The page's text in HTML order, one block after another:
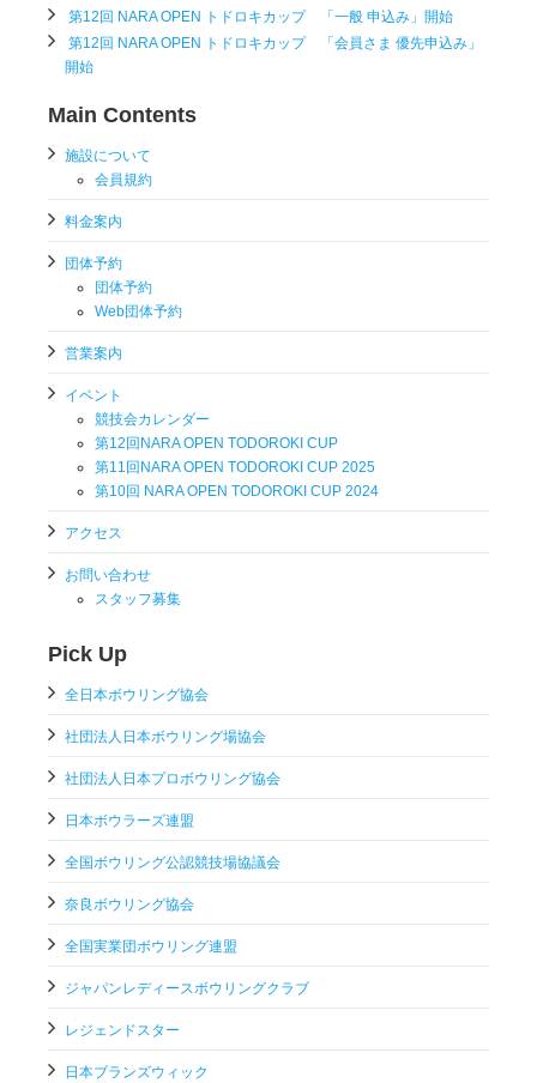
第12回 NARA OPEN トドロキカップ 「一般 申込み」開始
第12回 NARA OPEN トドロキカップ 「会員さま 優先申込み」
開始
Main Contents
施設について
会員規約
料金案内
団体予約
団体予約
Web団体予約
営業案内
イベント
競技会カレンダー
第12回NARA OPEN TODOROKI CUP
第11回NARA OPEN TODOROKI CUP 2025
第10回 NARA OPEN TODOROKI CUP 2024
アクセス
お問い合わせ
スタッフ募集
Pick Up
全日本ボウリング協会
社団法人日本ボウリング場協会
社団法人日本プロボウリング協会
日本ボウラーズ連盟
全国ボウリング公認競技場協議会
奈良ボウリング協会
全国実業団ボウリング連盟
ジャパンレディースボウリングクラブ
レジェンドスター
日本ブランズウィック